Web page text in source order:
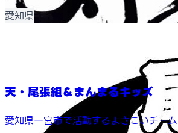
愛知県
天・尾張組＆まんまるキッズ
愛知県一宮市で活動するよさこいチーム